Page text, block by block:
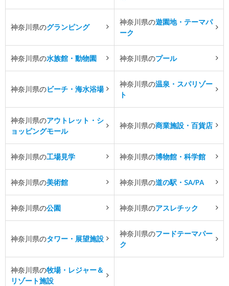
神奈川県のグランピング
神奈川県の遊園地・テーマパ
ーク
神奈川県の水族館・動物園 神奈川県のプール
神奈川県のビーチ・海水浴場
神奈川県の温泉・スパリゾー
ト
神奈川県のアウトレット・シ
ョッピングモール
神奈川県の商業施設・百貨店
神奈川県の工場見学 神奈川県の博物館・科学館
神奈川県の美術館 神奈川県の道の駅・SA/PA
神奈川県の公園 神奈川県のアスレチック
神奈川県のタワー・展望施設
神奈川県のフードテーマパー
ク
神奈川県の牧場・レジャー＆
リゾート施設